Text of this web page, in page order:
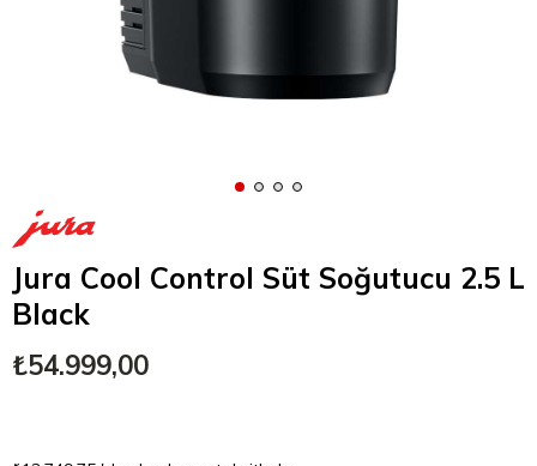
Jura Cool Control Süt Soğutucu 2.5 L
Black
₺54.999,00